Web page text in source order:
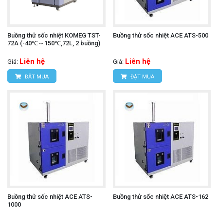
Buồng thử sốc nhiệt KOMEG TST-
72A (-40℃～150℃,72L, 2 buồng)
Giá: Liên hệ
ĐẶT MUA
Buồng thử sốc nhiệt ACE ATS-500
Giá: Liên hệ
ĐẶT MUA
Buồng thử sốc nhiệt ACE ATS-
1000
Buồng thử sốc nhiệt ACE ATS-162